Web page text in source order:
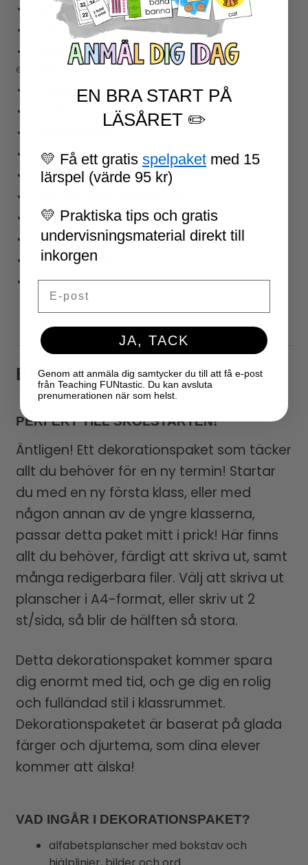
sifferplanscher (0-20)
tallinje till vägg (0-100)
planscher med färgerna på svenska och
engelska
födelsedagskalender
födelsedagsdagskort
kalender
termometer och väderkort
framsidor til böcker/pärmar
veckans mål-planscher
dekorvimplar
bänkalfabet
Beskrivning
BESKRIVNING
PERFEKT TILL SKOLSTARTEN!
Äntligen! Ett dekorationspaket som täcker
allt du behöver för en ny termin! Startar
du med en ny första klass, eller med
någon annan av de yngre klasserna,
passar detta paket mitt i prick! Här finns
allt du behöver, färdigt att skriva ut, samt
många redigerbara filer. Välj att skriva ut
planscher i A4-format, eller skriv ut 2
st/sida, så blir de hälften så stora.
Detta dekorationspaket kommer spara
dig enormt med tid, och ge dig en rolig
och fulländad stil i klassrummet.
Dekorationspaketet är baserat på glada
färger och djurtema, som dina elever
kommer att älska!
VAD INGÅR I DEKORATIONSPAKET?
alfabetsplanscher med bokstav och
EN BRA START PÅ
LÄSÅRET ✏️
💛 Få ett gratis spelpaket med 15
lärspel (värde 95 kr)
💛 Praktiska tips och gratis
undervisningsmaterial direkt till
inkorgen
JA, TACK
Genom att anmäla dig samtycker du till att få e-post
från Teaching FUNtastic. Du kan avsluta
prenumerationen när som helst.